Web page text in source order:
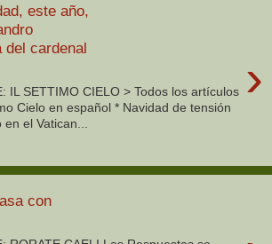
este año,
del cardenal
›
IL SETTIMO CIELO > Todos los artículos
Cielo en español * Navidad de tensión
en el Vatican...
con